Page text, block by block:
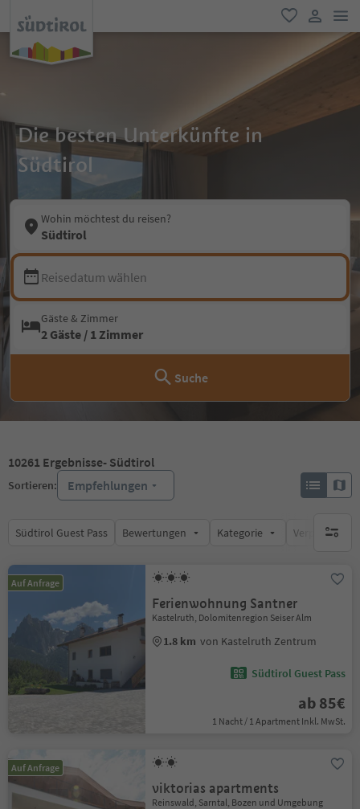
favorit
user link
Die besten Unterkünfte in
Südtirol
Wohin möchtest du reisen?
Südtirol
Reisedatum wählen
Gäste & Zimmer
2 Gäste / 1 Zimmer
Suche
10261 Ergebnisse- Südtirol
Sortieren: Empfehlungen
Südtirol Guest Pass Bewertungen Kategorie keine
Auf Anfrage
Ferienwohnung Santner
Kastelruth, Dolomitenregion Seiser Alm
1.8 km von Kastelruth Zentrum
Südtirol Guest Pass
ab 85€
1 Nacht / 1 Apartment Inkl. MwSt.
Auf Anfrage
viktorias apartments
Reinswald, Sarntal, Bozen und Umgebung